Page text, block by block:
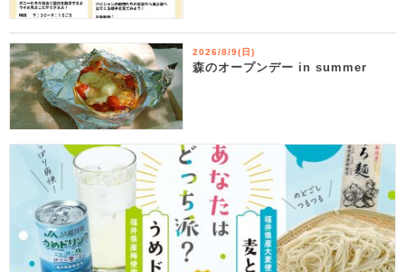
2026/8/9(日)
森のオープンデー in summer